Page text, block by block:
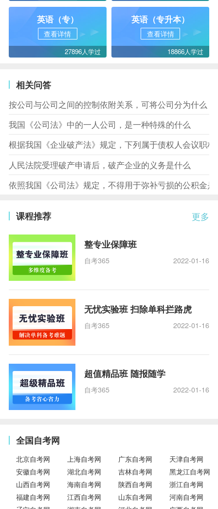
英语（专）
查看详情
27896人学过
英语（专升本）
查看详情
18866人学过
相关问答
按公司与公司之间的控制依附关系，可将公司分为什么
我国《公司法》中的一人公司，是一种特殊的什么
根据我国《企业破产法》规定，下列属于债权人会议职
人民法院受理破产申请后，破产企业的义务是什么
依照我国《公司法》规定，不得用于弥补亏损的公积金是
更多
课程推荐
整专业保障班
自考365 2022-01-16
无忧实验班 扫除单科拦路虎
自考365 2022-01-16
超值精品班 随报随学
自考365 2022-01-16
全国自考网
北京自考网 上海自考网 广东自考网
天津自考网
安徽自考网
湖北自考网 吉林自考网
黑龙江自考网
山西自考网
海南自考网 陕西自考网
浙江自考网
福建自考网
江西自考网 山东自考网
河南自考网